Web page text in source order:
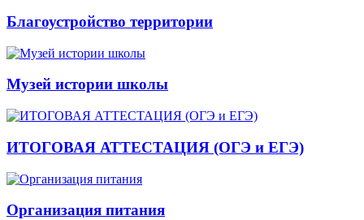
Благоустройство территории
Музей истории школы
ИТОГОВАЯ АТТЕСТАЦИЯ (ОГЭ и ЕГЭ)
Организация питания